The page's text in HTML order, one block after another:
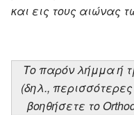
και εις τους αιώνας
Το παρόν λήμμα ή
(δηλ.,
βοηθήσετε το